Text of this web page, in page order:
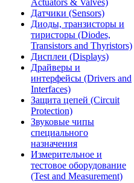
Actuators & Valves)
Датчики (Sensors)
Диоды, транзисторы и
тиристоры (Diodes,
Transistors and Thyristors)
Дисплеи (Displays)
Драйверы и
интерфейсы (Drivers and
Interfaces)
Защита цепей (Circuit
Protection)
Звуковые чипы
специального
назначения
Измерительное и
тестовое оборудование
(Test and Measurement)